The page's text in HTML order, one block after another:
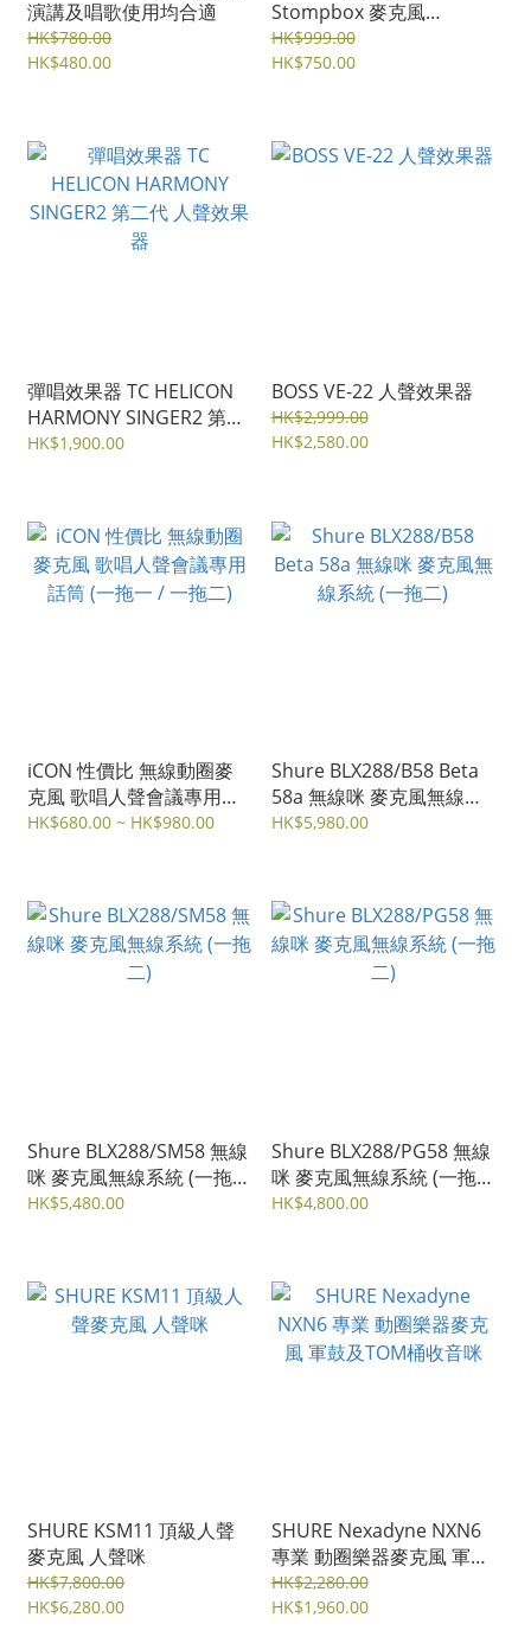
演講及唱歌使用均合適
HK$780.00
HK$480.00
Stompbox 麥克風
PREAMP (和音/修
音/LOOPER) 三款
HK$999.00
HK$750.00
彈唱效果器 TC HELICON
HARMONY SINGER2 第二
代 人聲效果器
HK$1,900.00
BOSS VE-22 人聲效果器
HK$2,999.00
HK$2,580.00
iCON 性價比 無線動圈麥
克風 歌唱人聲會議專用話
筒 (一拖一 / 一拖二)
HK$680.00 ~ HK$980.00
Shure BLX288/B58 Beta
58a 無線咪 麥克風無線系
統 (一拖二)
HK$5,980.00
Shure BLX288/SM58 無線
咪 麥克風無線系統 (一拖
二)
HK$5,480.00
Shure BLX288/PG58 無線
咪 麥克風無線系統 (一拖
二)
HK$4,800.00
SHURE KSM11 頂級人聲
麥克風 人聲咪
HK$7,800.00
HK$6,280.00
SHURE Nexadyne NXN6
專業 動圈樂器麥克風 軍鼓
及TOM桶收音咪
HK$2,280.00
HK$1,960.00